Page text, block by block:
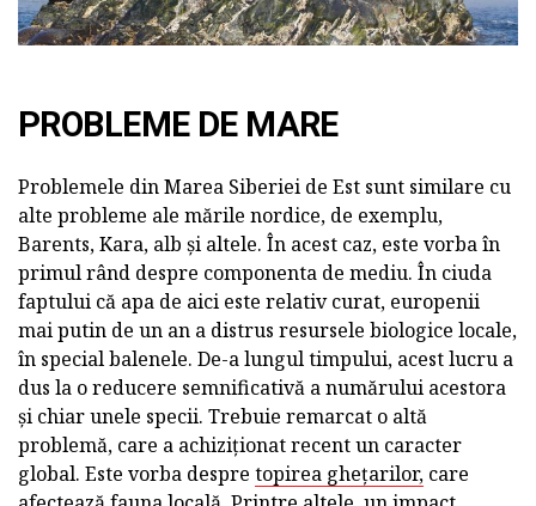
PROBLEME DE MARE
Problemele din Marea Siberiei de Est sunt similare cu
alte probleme ale mările nordice, de exemplu,
Barents, Kara, alb și altele. În acest caz, este vorba în
primul rând despre componenta de mediu. În ciuda
faptului că apa de aici este relativ curat, europenii
mai putin de un an a distrus resursele biologice locale,
în special balenele. De-a lungul timpului, acest lucru a
dus la o reducere semnificativă a numărului acestora
și chiar unele specii. Trebuie remarcat o altă
problemă, care a achiziționat recent un caracter
global. Este vorba despre topirea ghețarilor, care